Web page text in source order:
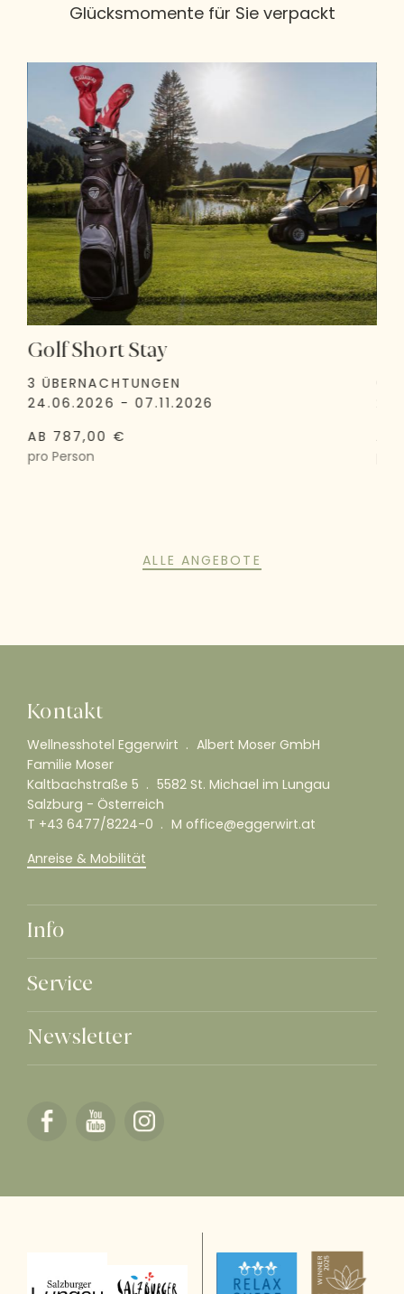
Glücksmomente für Sie verpackt
Golf Short Stay
3 ÜBERNACHTUNGEN
24.06.2026 - 07.11.2026
AB 787,00 €
pro Person
AB
ALLE ANGEBOTE
Kontakt
Wellnesshotel Eggerwirt
Albert Moser GmbH
Familie Moser
Kaltbachstraße 5
5582 St. Michael im Lungau
Salzburg - Österreich
T +43 6477/8224-0 M office@eggerwirt.at
Anreise & Mobilität
Info
Service
Newsletter